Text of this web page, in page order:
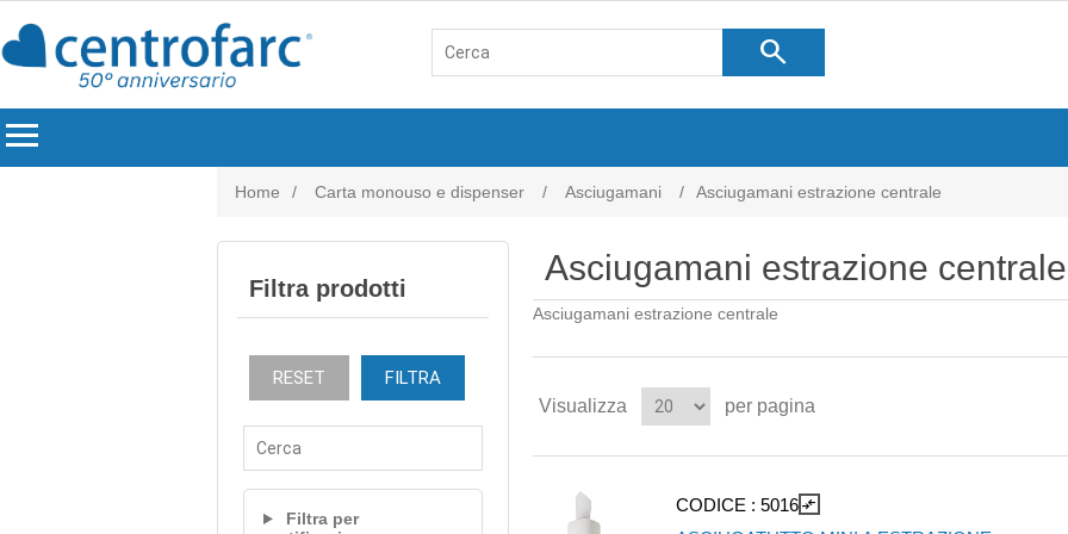
search
menu
Home / Carta monouso e dispenser / Asciugamani / Asciugamani estrazione centrale
Filtra prodotti
RESET FILTRA
Filtra per
Asciugamani estrazione centrale
Asciugamani estrazione centrale
Visualizza per pagina
CODICE : 5016 compare_arrows